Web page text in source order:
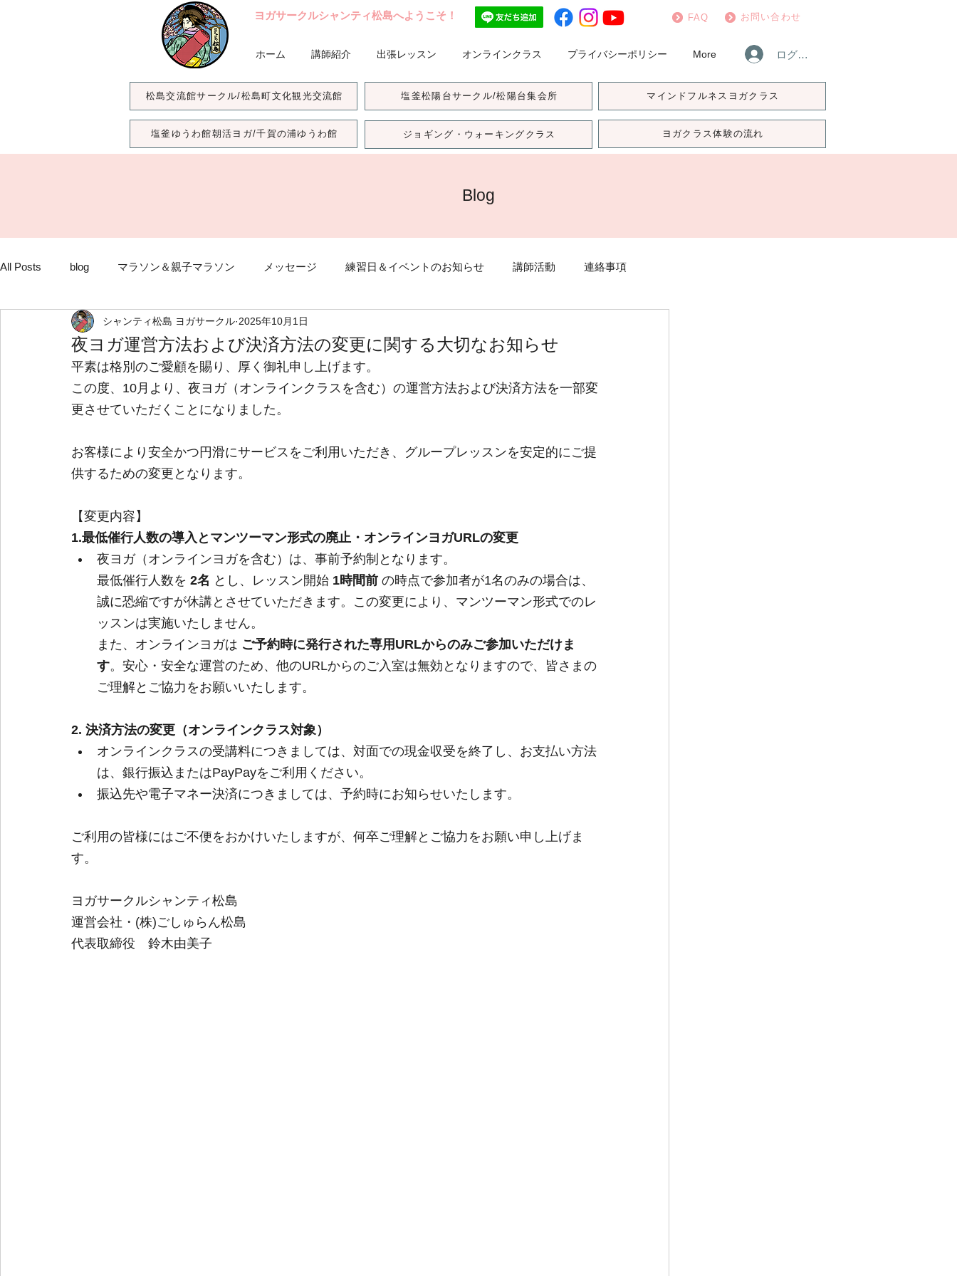
ヨガサークルシャンティ松島へようこそ！ FAQ お問い合わせ
ホーム 講師紹介 出張レッスン オンラインクラス プライバシーポリシー More ログイン
松島交流館サークル/松島町文化観光交流館 塩釜松陽台サークル/松陽台集会所 マインドフルネスヨガクラス
塩釜ゆうわ館朝活ヨガ/千賀の浦ゆうわ館 ジョギング・ウォーキングクラス ヨガクラス体験の流れ
Blog
All Posts blog マラソン＆親子マラソン メッセージ 練習日＆イベントのお知らせ 講師活動 連絡事項
野外イベント 個人出張ヨガサービス
夜ヨガ運営方法および決済方法の変更に関する大切なお知らせ
シャンティ松島 ヨガサークル 2025年10月1日
平素は格別のご愛顧を賜り、厚く御礼申し上げます。
この度、10月より、夜ヨガ（オンラインクラスを含む）の運営方法および決済方法を一部変
更させていただくことになりました。
お客様により安全かつ円滑にサービスをご利用いただき、グループレッスンを安定的にご提
供するための変更となります。
【変更内容】
1.最低催行人数の導入とマンツーマン形式の廃止・オンラインヨガURLの変更
夜ヨガ（オンラインヨガを含む）は、事前予約制となります。
最低催行人数を 2名 とし、レッスン開始 1時間前 の時点で参加者が1名のみの場合は、
誠に恐縮ですが休講とさせていただきます。この変更により、マンツーマン形式でのレ
ッスンは実施いたしません。
また、オンラインヨガは ご予約時に発行された専用URLからのみご参加いただけま
す。安心・安全な運営のため、他のURLからのご入室は無効となりますので、皆さまの
ご理解とご協力をお願いいたします。
2. 決済方法の変更（オンラインクラス対象）
オンラインクラスの受講料につきましては、対面での現金収受を終了し、お支払い方法
は、銀行振込またはPayPayをご利用ください。
振込先や電子マネー決済につきましては、予約時にお知らせいたします。
ご利用の皆様にはご不便をおかけいたしますが、何卒ご理解とご協力をお願い申し上げま
す。
ヨガサークルシャンティ松島
運営会社・(株)ごしゅらん松島
代表取締役　鈴木由美子